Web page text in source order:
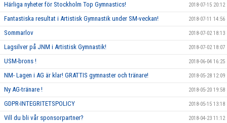
Härliga nyheter för Stockholm Top Gymnastics! 2018-07-15 20:12
Fantastiska resultat i Artistisk Gymnastik under SM-veckan! 2018-07-11 14:56
Sommarlov 2018-07-02 18:13
Lagsilver på JNM i Artistisk Gymnastik! 2018-07-02 18:07
USM-brons ! 2018-06-04 16:25
NM- Lagen i AG är klar! GRATTIS gymnaster och tränare! 2018-05-28 12:09
Ny AG-tränare ! 2018-05-20 19:58
GDPR-INTEGRITETSPOLICY 2018-05-15 13:18
Vill du bli vår sponsorpartner? 2018-04-23 11:12